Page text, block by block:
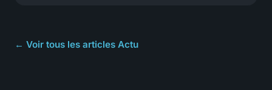
← Voir tous les articles Actu